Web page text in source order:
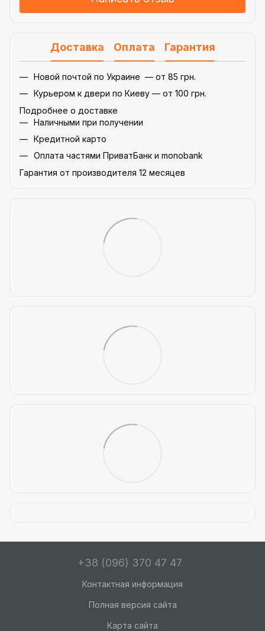
Доставка Оплата Гарантия
Новой почтой по Украине — от 85 грн.
Курьером к двери по Киеву — от 100 грн.
Подробнее о доставке
Наличными при получении
Кредитной карто
Оплата частями ПриватБанк и monobank
Гарантия от производителя 12 месяцев
+38 (096) 370 47 47
Контактная информация
Полная версия сайта
Карта сайта